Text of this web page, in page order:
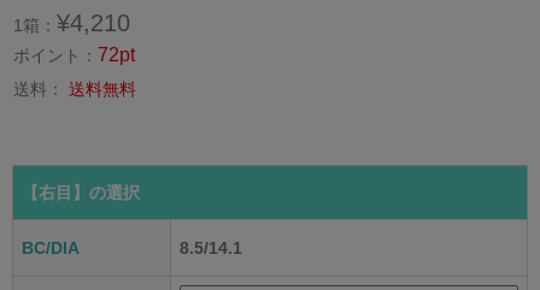
1箱： ¥4,210
ポイント： 72pt
送料：送料無料
【右目】 の選択
BC/DIA 8.5/14.1